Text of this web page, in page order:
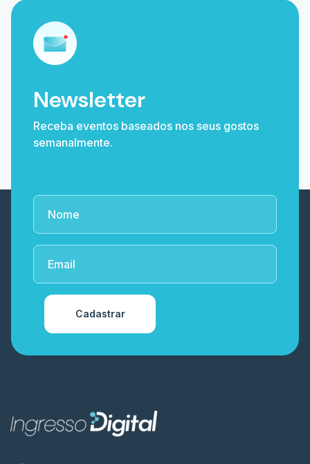
Newsletter
Receba eventos baseados nos seus gostos
semanalmente.
Cadastrar